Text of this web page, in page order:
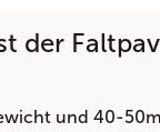
der
und 40-